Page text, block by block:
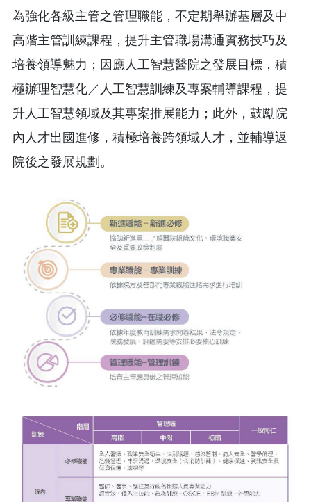
為強化各級主管之管理職能，不定期舉辦基層及中
高階主管訓練課程，提升主管職場溝通實務技巧及
培養領導魅力；因應人工智慧醫院之發展目標，積
極辦理智慧化／人工智慧訓練及專案輔導課程，提
升人工智慧領域及其專案推展能力；此外，鼓勵院
內人才出國進修，積極培養跨領域人才，並輔導返
院後之發展規劃。